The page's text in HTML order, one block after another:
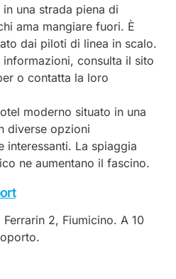
in una strada piena di
ama mangiare fuori. È
dai piloti di linea in scalo.
informazioni, consulta il sito
o contatta la loro
moderno situato in una
diverse opzioni
interessanti. La spiaggia
ne aumentano il fascino.
2, Fiumicino. A 10